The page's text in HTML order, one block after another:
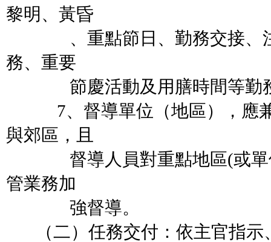
黎明、黃昏
、重點節日、勤務交接、注
務、重要
節慶活動及用膳時間等勤務
7、督導單位（地區），應兼
與郊區，且
督導人員對重點地區(或單
管業務加
強督導。
（二）任務交付：依主官指示